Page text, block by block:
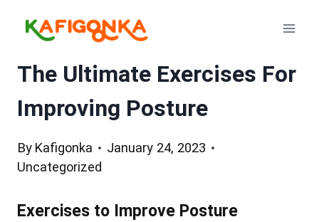
The Ultimate Exercises For
Improving Posture
By Kafigonka
January 24, 2023
Uncategorized
Exercises to Improve Posture